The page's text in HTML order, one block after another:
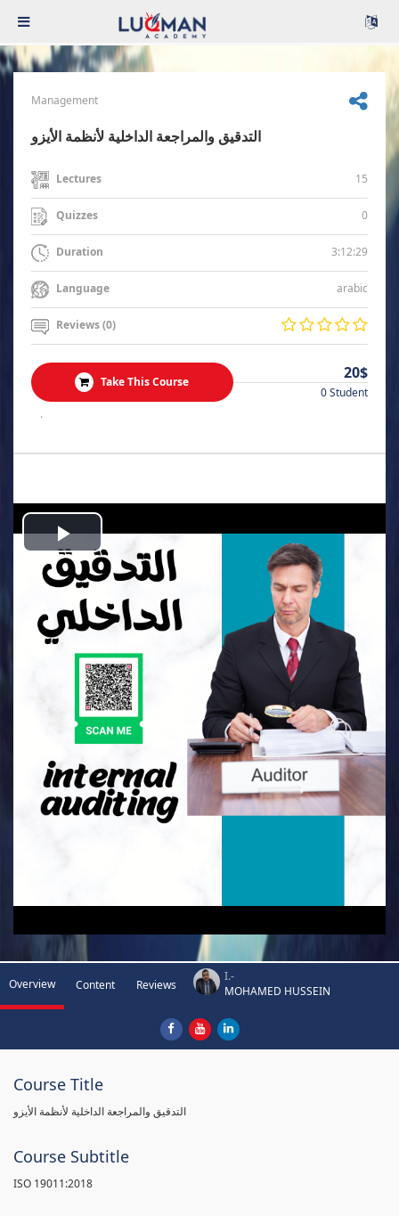
Management
التدقيق والمراجعة الداخلية لأنظمة الأيزو
Lectures 15
Quizzes 0
Duration 3:12:29
Language arabic
Reviews (0)
Take This Course 20$
0 Student
.
Play
Video
Overview Content Reviews
I.-
MOHAMED HUSSEIN
Course Title
التدقيق والمراجعة الداخلية لأنظمة الأيزو
Course Subtitle
ISO 19011:2018